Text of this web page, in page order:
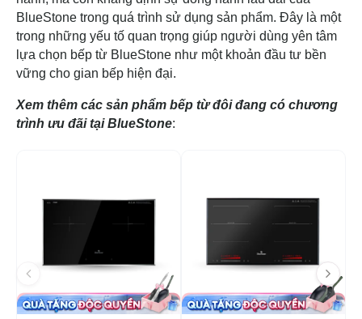
BlueStone trong quá trình sử dụng sản phẩm. Đây là một
trong những yếu tố quan trọng giúp người dùng yên tâm
lựa chọn bếp từ BlueStone như một khoản đầu tư bền
vững cho gian bếp hiện đại.
Xem thêm các sản phẩm bếp từ đôi đang có chương
trình ưu đãi tại BlueStone: